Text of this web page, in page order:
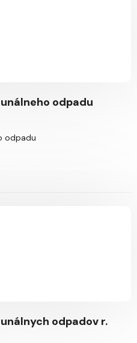
odpadu
odpadu
odpadov r.